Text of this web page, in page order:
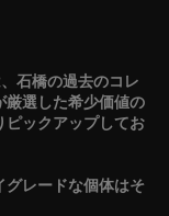
石橋の過去のコレ
厳選した希少価値の
ピックアップしてお
グレードな個体はそ